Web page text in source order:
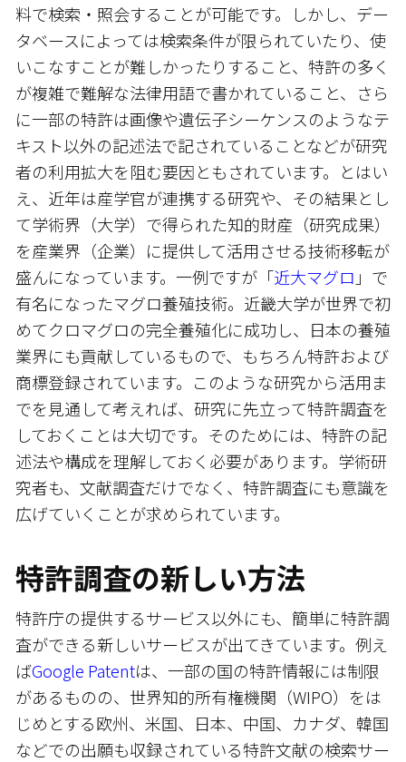
料で検索・照会することが可能です。しかし、デー
タベースによっては検索条件が限られていたり、使
いこなすことが難しかったりすること、特許の多く
が複雑で難解な法律用語で書かれていること、さら
に一部の特許は画像や遺伝子シーケンスのようなテ
キスト以外の記述法で記されていることなどが研究
者の利用拡大を阻む要因ともされています。とはい
え、近年は産学官が連携する研究や、その結果とし
て学術界（大学）で得られた知的財産（研究成果）
を産業界（企業）に提供して活用させる技術移転が
盛んになっています。一例ですが「近大マグロ 」で
有名になったマグロ養殖技術。近畿大学が世界で初
めてクロマグロの完全養殖化に成功し、日本の養殖
業界にも貢献しているもので、もちろん特許および
商標登録されています。このような研究から活用ま
でを見通して考えれば、研究に先立って特許調査を
しておくことは大切です。そのためには、特許の記
述法や構成を理解しておく必要があります。学術研
究者も、文献調査だけでなく、特許調査にも意識を
広げていくことが求められています。
特許調査の新しい方法
特許庁の提供するサービス以外にも、簡単に特許調
査ができる新しいサービスが出てきています。例え
ばGoogle Patentは、一部の国の特許情報には制限
があるものの、世界知的所有権機関（WIPO）をは
じめとする欧州、米国、日本、中国、カナダ、韓国
などでの出願も収録されている特許文献の検索サー